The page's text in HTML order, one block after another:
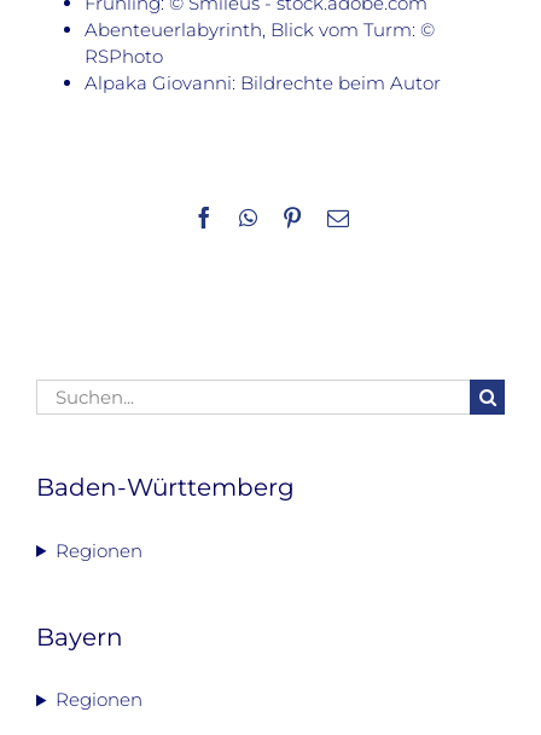
Abenteuerlabyrinth, Blick vom Turm: ©
RSPhoto
Alpaka Giovanni: Bildrechte beim Autor
Facebook
WhatsApp
Pinterest
E-
Suche
nach:
Baden-Württemberg
Regionen
Bayern
Regionen